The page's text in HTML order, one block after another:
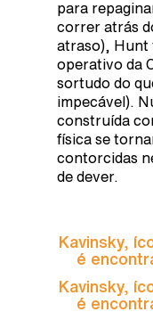
para
correr atrás
atraso), Hunt
operativo da
sortudo do
impecável).
construída
física se
contorcidas
de dever.
Kavinsky,
é
Kavinsky,
é